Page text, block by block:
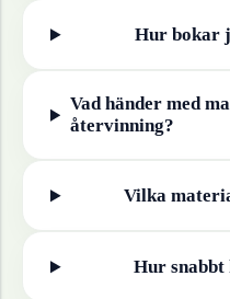
Hur bokar
Vad händer med
återvinning?
Vilka
Hur snabbt